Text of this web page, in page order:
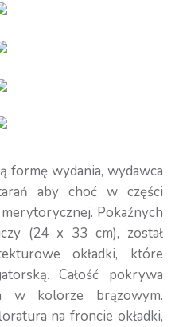
formę wydania, wydawca
aby choć w części
Pokaźnych
(24 x 33 cm), został
okładki, które
Całość pokrywa
w kolorze brązowym.
na froncie okładki,